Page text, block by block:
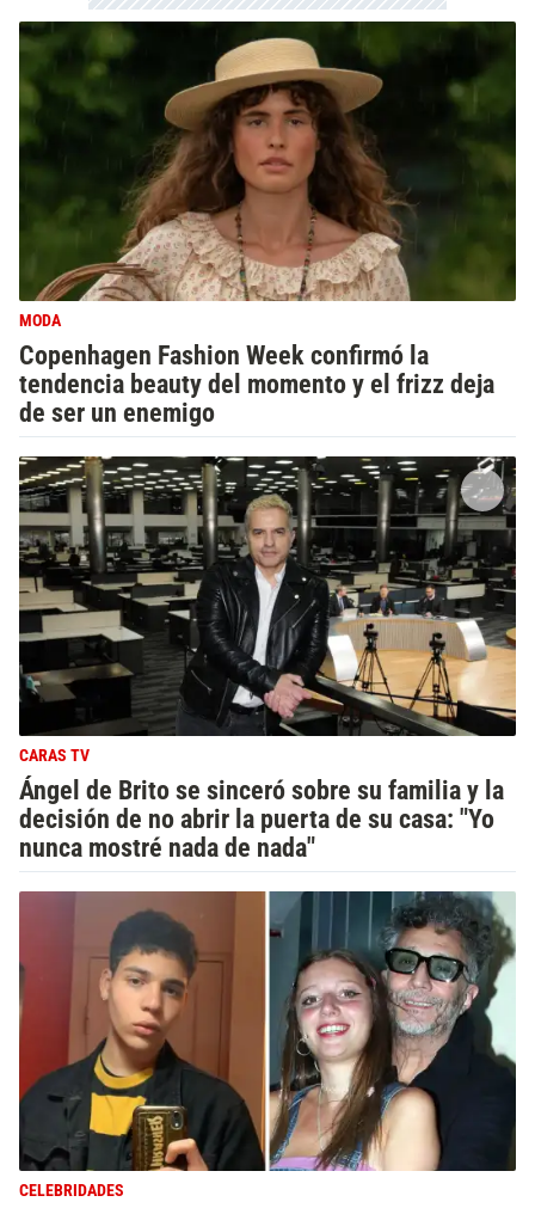
MODA
Copenhagen Fashion Week confirmó la
tendencia beauty del momento y el frizz deja
de ser un enemigo
CARAS TV
Ángel de Brito se sinceró sobre su familia y la
decisión de no abrir la puerta de su casa: "Yo
nunca mostré nada de nada"
CELEBRIDADES